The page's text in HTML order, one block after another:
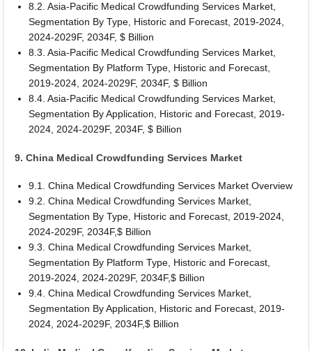
8.2. Asia-Pacific Medical Crowdfunding Services Market,
Segmentation By Type, Historic and Forecast, 2019-2024,
2024-2029F, 2034F, $ Billion
8.3. Asia-Pacific Medical Crowdfunding Services Market,
Segmentation By Platform Type, Historic and Forecast,
2019-2024, 2024-2029F, 2034F, $ Billion
8.4. Asia-Pacific Medical Crowdfunding Services Market,
Segmentation By Application, Historic and Forecast, 2019-
2024, 2024-2029F, 2034F, $ Billion
9. China Medical Crowdfunding Services Market
9.1. China Medical Crowdfunding Services Market Overview
9.2. China Medical Crowdfunding Services Market,
Segmentation By Type, Historic and Forecast, 2019-2024,
2024-2029F, 2034F,$ Billion
9.3. China Medical Crowdfunding Services Market,
Segmentation By Platform Type, Historic and Forecast,
2019-2024, 2024-2029F, 2034F,$ Billion
9.4. China Medical Crowdfunding Services Market,
Segmentation By Application, Historic and Forecast, 2019-
2024, 2024-2029F, 2034F,$ Billion